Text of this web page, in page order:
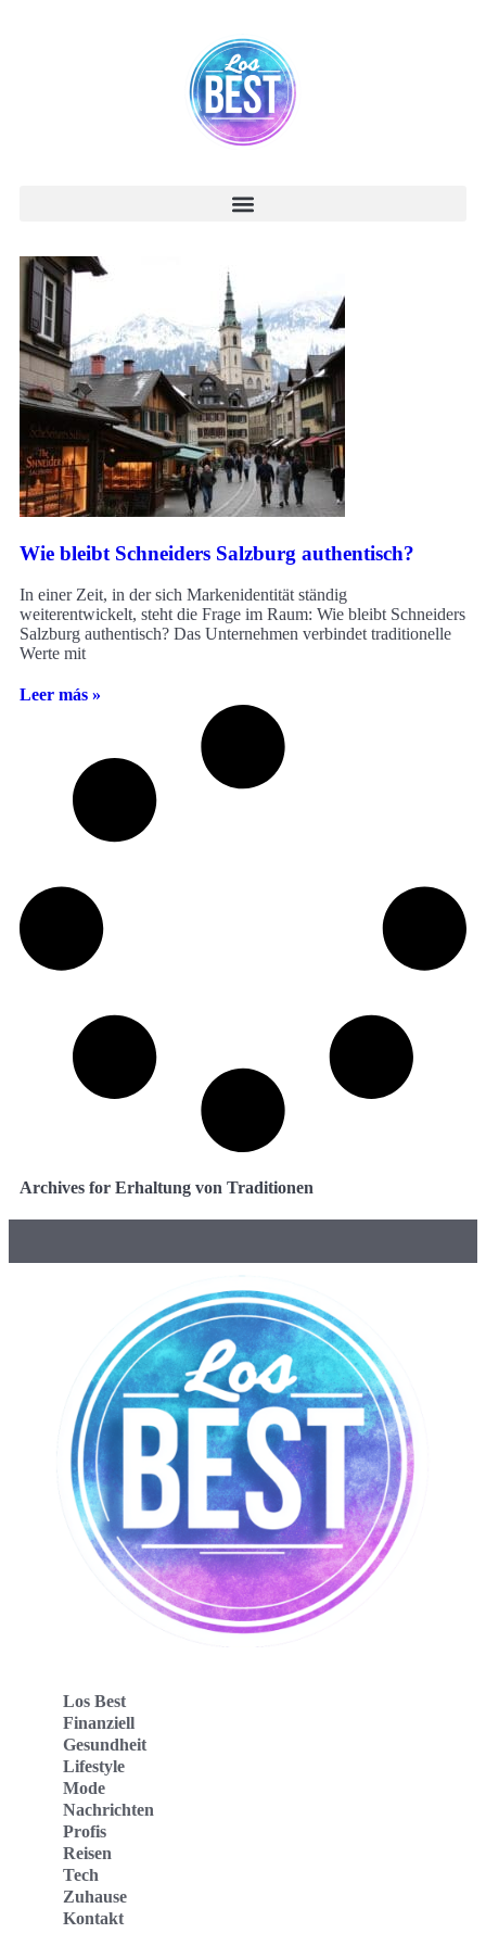
Wie bleibt Schneiders Salzburg authentisch?
In einer Zeit, in der sich Markenidentität ständig
weiterentwickelt, steht die Frage im Raum: Wie bleibt Schneiders
Salzburg authentisch? Das Unternehmen verbindet traditionelle
Werte mit
Leer más »
Archives for Erhaltung von Traditionen
Los Best
Finanziell
Gesundheit
Lifestyle
Mode
Nachrichten
Profis
Reisen
Tech
Zuhause
Kontakt